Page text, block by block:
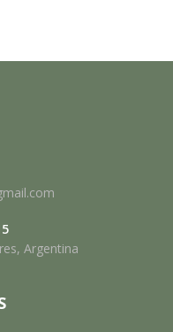
Argentina